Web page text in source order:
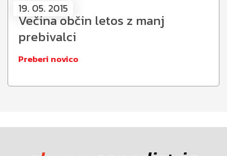
19. 05. 2015
Večina občin letos z manj
prebivalci
Preberi novico